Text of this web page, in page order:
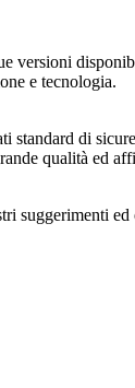
versioni
e tecnologia.
di
qualità ed
suggerimenti